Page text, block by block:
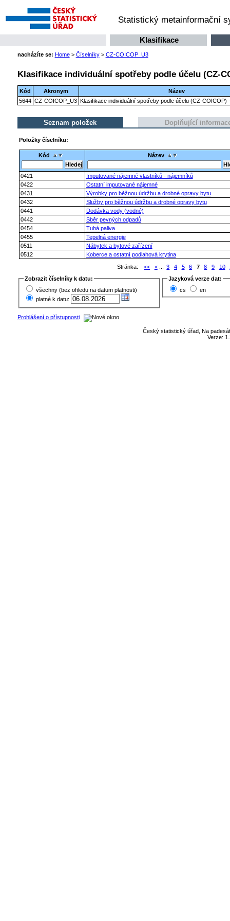
Statistický metainformační
Klasifikace
nacházíte se: Home> Číselníky> CZ-COICOP_U3
Klasifikace individuální spotřeby podle účelu (CZ-
Kód Akronym
Název
5644 CZ-COICOP_U3 Klasifikace individuální spotřeby podle účelu (CZ-COICOP)
Seznam položek Doplňující
Položky číselníku:
Kód Název
0421
Imputované nájemné vlastníků - nájemníků
0422
Ostatní imputované nájemné
0431
Výrobky pro běžnou údržbu a drobné opravy bytu
0432
Služby pro běžnou údržbu a drobné opravy bytu
0441
Dodávka vody (vodné)
0442
Sběr pevných odpadů
0454
Tuhá paliva
0455
Tepelná energie
0511
Nábytek a bytové zařízení
0512
Koberce a ostatní podlahová krytina
Stránka:
<< <... 3 4 5 6 7 8 9 10
Zobrazit číselníky k datu:
všechny (bez ohledu na datum platnosti)
platné k datu:
Jazyková verze dat:
cs
en
Prohlášení o přístupnosti
Český statistický úřad, Na
Verze: